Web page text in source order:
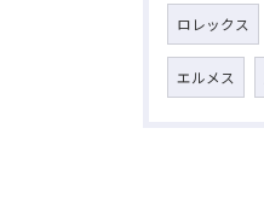
ロレックス
エルメス